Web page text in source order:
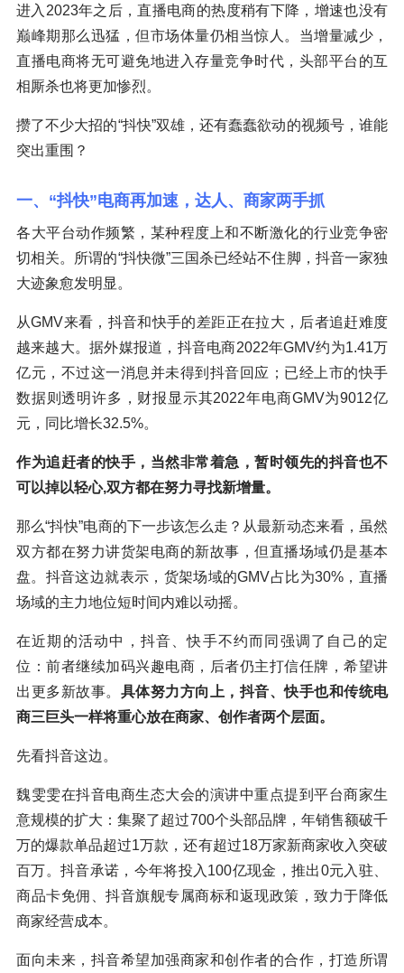
进入2023年之后，直播电商的热度稍有下降，增速也没有
巅峰期那么迅猛，但市场体量仍相当惊人。当增量减少，
直播电商将无可避免地进入存量竞争时代，头部平台的互
相厮杀也将更加惨烈。
攒了不少大招的“抖快”双雄，还有蠢蠢欲动的视频号，谁能
突出重围？
一、“抖快”电商再加速，达人、商家两手抓
各大平台动作频繁，某种程度上和不断激化的行业竞争密
切相关。所谓的“抖快微”三国杀已经站不住脚，抖音一家独
大迹象愈发明显。
从GMV来看，抖音和快手的差距正在拉大，后者追赶难度
越来越大。据外媒报道，抖音电商2022年GMV约为1.41万
亿元，不过这一消息并未得到抖音回应；已经上市的快手
数据则透明许多，财报显示其2022年电商GMV为9012亿
元，同比增长32.5%。
作为追赶者的快手，当然非常着急，暂时领先的抖音也不
可以掉以轻心,双方都在努力寻找新增量。
那么“抖快”电商的下一步该怎么走？从最新动态来看，虽然
双方都在努力讲货架电商的新故事，但直播场域仍是基本
盘。抖音这边就表示，货架场域的GMV占比为30%，直播
场域的主力地位短时间内难以动摇。
在近期的活动中，抖音、快手不约而同强调了自己的定
位：前者继续加码兴趣电商，后者仍主打信任牌，希望讲
出更多新故事。 具体努力方向上，抖音、快手也和传统电
商三巨头一样将重心放在商家、创作者两个层面。
先看抖音这边。
魏雯雯在抖音电商生态大会的演讲中重点提到平台商家生
意规模的扩大：集聚了超过700个头部品牌，年销售额破千
万的爆款单品超过1万款，还有超过18万家新商家收入突破
百万。抖音承诺，今年将投入100亿现金，推出0元入驻、
商品卡免佣、抖音旗舰专属商标和返现政策，致力于降低
商家经营成本。
面向未来，抖音希望加强商家和创作者的合作，打造所谓